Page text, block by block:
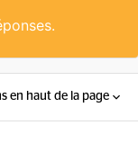
en haut de la page